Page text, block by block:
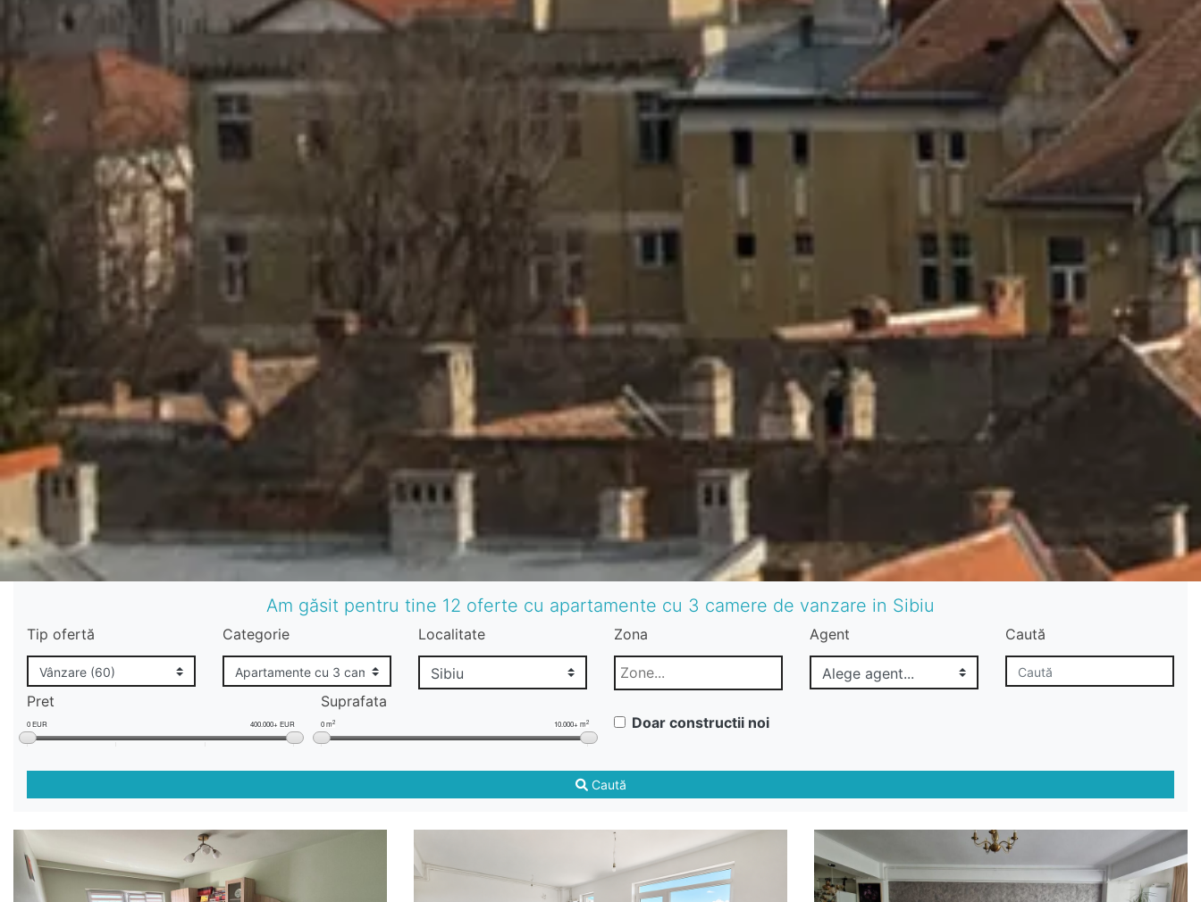
Am găsit pentru tine 12 oferte cu apartamente cu 3 camere de vanzare in Sibiu
Tip ofertă Categorie Localitate Zona Agent Caută
Pret
0 EUR 400.000+ EUR
Suprafata
0 m2 10.000+ m2 Doar constructii noi
Caută